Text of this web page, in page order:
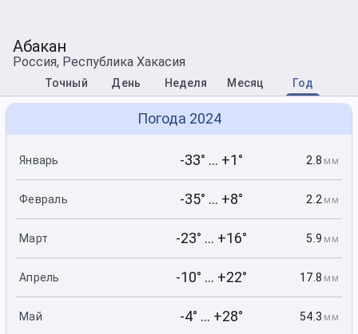
Абакан
Россия, Республика Хакасия
Точный День Неделя Месяц Год
Погода 2024
Январь -33° ... +1° 2.8 мм
Февраль -35° ... +8° 2.2 мм
Март -23° ... +16° 5.9 мм
Апрель -10° ... +22° 17.8 мм
Май -4° ... +28° 54.3 мм